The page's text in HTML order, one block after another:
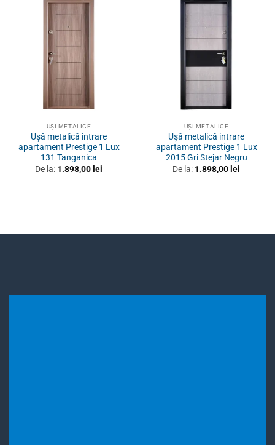
UȘI METALICE
Ușă metalică intrare
apartament Prestige 1 Lux
131 Tanganica
De la: 1.898,00lei
UȘI METALICE
Ușă metalică intrare
apartament Prestige 1 Lux
2015 Gri Stejar Negru
De la: 1.898,00lei